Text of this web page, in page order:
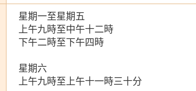
星期一至星期五
上午九時至中午十二時
下午二時至下午四時
星期六
上午九時至上午十一時三十分